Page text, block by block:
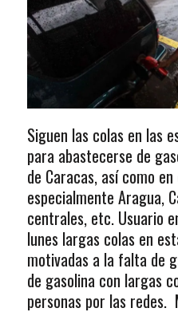
Siguen las colas en las
para abastecerse de
de Caracas, así como
especialmente Aragua,
centrales, etc. Usuario
lunes largas colas en
motivadas a la falta de
de gasolina con largas
personas por las redes.